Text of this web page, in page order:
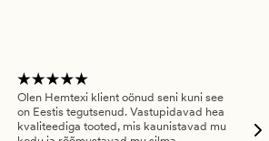
Olen Hemtexi klient oönud seni kuni see
on Eestis tegutsenud. Vastupidavad hea
kvaliteediga tooted, mis kaunistavad mu